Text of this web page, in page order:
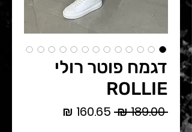
דגמח פוטר רולי
ROLLIE
‏189.00 ‏₪
מחיר